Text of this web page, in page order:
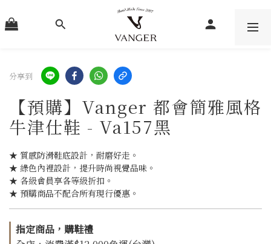
分享到
【預購】Vanger 都會簡雅風格
牛津仕鞋 - Va157黑
★ 質感防滑鞋底設計，耐磨好走。
★ 綠色內裡設計，提升時尚視覺品味。
★ 各級會員享各等級折扣。
★ 預購商品不配合所有現行優惠。
指定商品，購鞋禮